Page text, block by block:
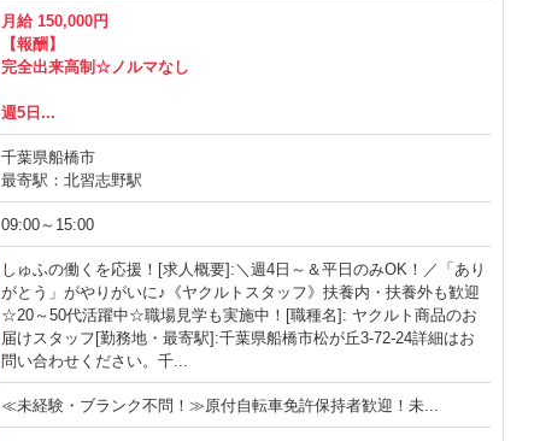
月給 150,000円
【報酬】
完全出来高制☆ノルマなし
週5日...
千葉県船橋市
最寄駅：北習志野駅
09:00～15:00
しゅふの働くを応援！[求人概要]:＼週4日～＆平日のみOK！／「あり
がとう」がやりがいに♪《ヤクルトスタッフ》扶養内・扶養外も歓迎
☆20～50代活躍中☆職場見学も実施中！[職種名]: ヤクルト商品のお
届けスタッフ[勤務地・最寄駅]:千葉県船橋市松が丘3-72-24詳細はお
問い合わせください。千...
≪未経験・ブランク不問！≫原付自転車免許保持者歓迎！未...